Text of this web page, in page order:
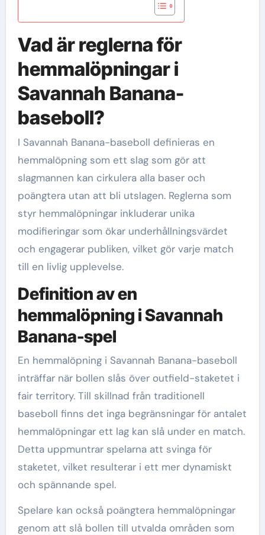
Vad är reglerna för
hemmalöpningar i
Savannah Banana-
baseboll?
I Savannah Banana-baseboll definieras en
hemmalöpning som ett slag som gör att
slagmannen kan cirkulera alla baser och
poängtera utan att bli utslagen. Reglerna som
styr hemmalöpningar inkluderar unika
modifieringar som ökar underhållningsvärdet
och engagerar publiken, vilket gör varje match
till en livlig upplevelse.
Definition av en
hemmalöpning i Savannah
Banana-spel
En hemmalöpning i Savannah Banana-baseboll
inträffar när bollen slås över outfield-staketet i
fair territory. Till skillnad från traditionell
baseboll finns det inga begränsningar för antalet
hemmalöpningar ett lag kan slå under en match.
Detta uppmuntrar spelarna att svinga för
staketet, vilket resulterar i ett mer dynamiskt
och spännande spel.
Spelare kan också poängtera hemmalöpningar
genom att slå bollen till utvalda områden som